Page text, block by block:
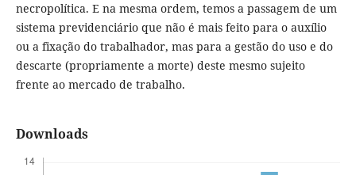
necropolítica. E na mesma ordem, temos a passagem de um
sistema previdenciário que não é mais feito para o auxílio
ou a fixação do trabalhador, mas para a gestão do uso e do
descarte (propriamente a morte) deste mesmo sujeito
frente ao mercado de trabalho.
Downloads